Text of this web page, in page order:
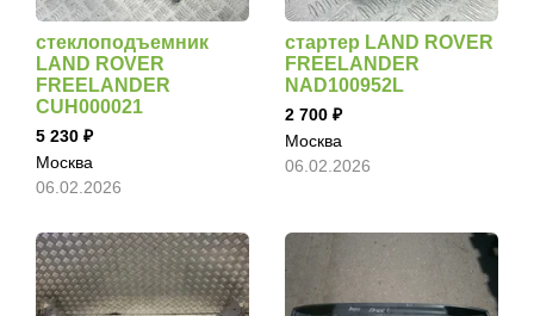
стеклоподъемник
LAND ROVER
FREELANDER
CUH000021
5 230
Москва
06.02.2026
стартер LAND ROVER
FREELANDER
NAD100952L
2 700
Москва
06.02.2026